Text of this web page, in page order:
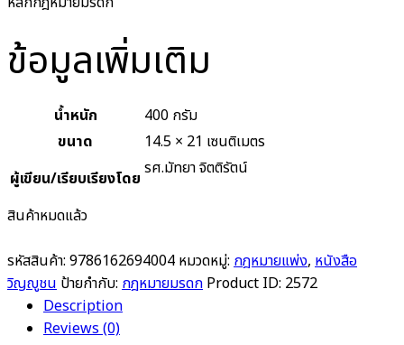
ข้อมูลเพิ่มเติม
น้ำหนัก
400 กรัม
ขนาด
14.5 × 21 เซนติเมตร
ผู้เขียน/เรียบเรียงโดย รศ.มัทยา จิตติรัตน์
สินค้าหมดแล้ว
รหัสสินค้า: 9786162694004 หมวดหมู่: กฎหมายแพ่ง, หนังสือ
วิญญูชน ป้ายกำกับ: กฎหมายมรดก Product ID: 2572
Description
Reviews (0)